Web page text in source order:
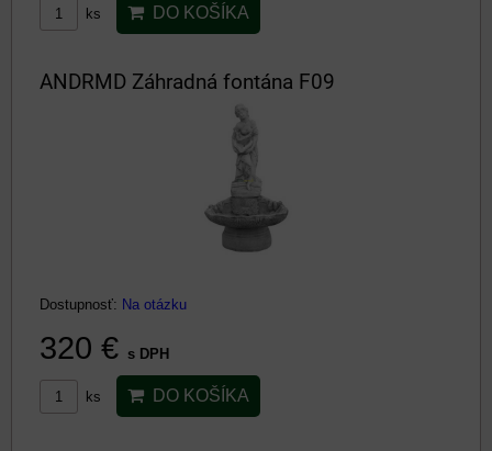
ks DO KOŠÍKA
ANDRMD Záhradná fontána F09
Dostupnosť: Na otázku
320 € s DPH
ks DO KOŠÍKA